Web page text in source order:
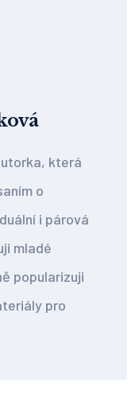
která
o
i párová
mladé
popularizuji
pro